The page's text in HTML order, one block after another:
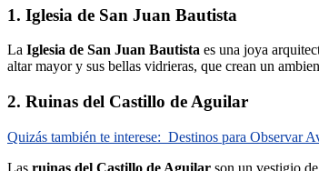
1. Iglesia de San Juan Bautista
La Iglesia de San Juan Bautista es una joya
altar mayor y sus bellas vidrieras, que crean un
2. Ruinas del Castillo de Aguilar
Quizás también te interese: Destinos para Observar
Las ruinas del Castillo de Aguilar son un vestigio